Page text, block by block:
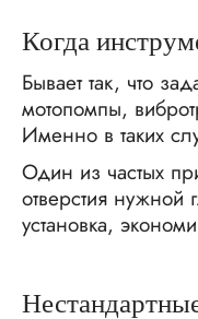
Когда
Бывает так, что
мотопомпы,
Именно в таких
Один из частых
отверстия нужной
установка,